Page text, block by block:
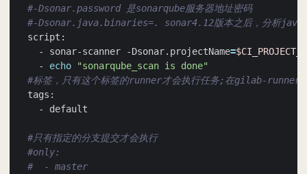
#-Dsonar.password 是sonarqube服务器地址密码
#-Dsonar.java.binaries=. sonar4.12版本之后，分析java代
    - sonar-scanner -Dsonar.projectName
=
    -
echo
"sonarqube_scan is done"
#标签，只有这个标签的runner才会执行任务;在gilab-
#只有指定的分支提交才会执行
#only:
#  - master